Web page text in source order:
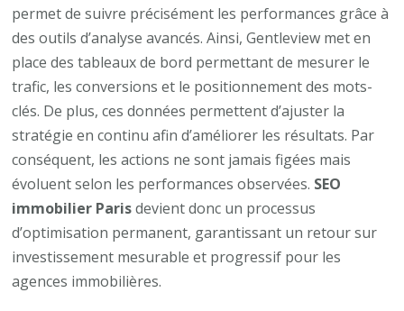
permet de suivre précisément les performances grâce à
des outils d’analyse avancés. Ainsi, Gentleview met en
place des tableaux de bord permettant de mesurer le
trafic, les conversions et le positionnement des mots-
clés. De plus, ces données permettent d’ajuster la
stratégie en continu afin d’améliorer les résultats. Par
conséquent, les actions ne sont jamais figées mais
évoluent selon les performances observées. SEO
immobilier Parisdevient donc un processus
d’optimisation permanent, garantissant un retour sur
investissement mesurable et progressif pour les
agences immobilières.